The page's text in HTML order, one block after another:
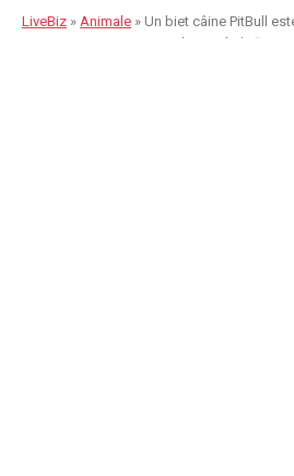
LiveBiz » Animale » Un biet câine PitBull
acum nu se mai opreşte din a-şi îmbrăţişa